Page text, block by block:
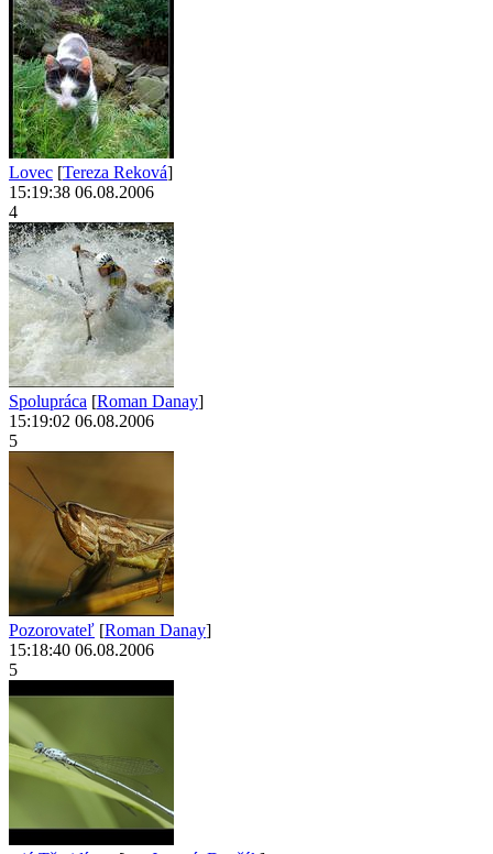
Lovec [Tereza Reková]
15:19:38 06.08.2006
4
Spolupráca [Roman Danay]
15:19:02 06.08.2006
5
Pozorovateľ [Roman Danay]
15:18:40 06.08.2006
5